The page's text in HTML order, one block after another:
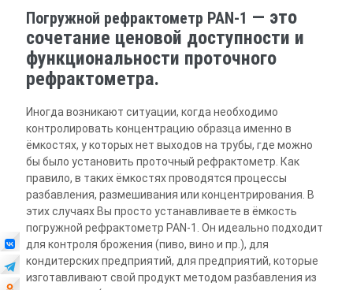
Погружной рефрактометр PAN-1 — это
сочетание ценовой доступности и
функциональности проточного
рефрактометра.
Иногда возникают ситуации, когда необходимо
контролировать концентрацию образца именно в
ёмкостях, у которых нет выходов на трубы, где можно
бы было установить проточный рефрактометр. Как
правило, в таких ёмкостях проводятся процессы
разбавления, размешивания или концентрирования. В
этих случаях Вы просто устанавливаете в ёмкость
погружной рефрактометр PAN-1. Он идеально подходит
для контроля брожения (пиво, вино и пр.), для
кондитерских предприятий, для предприятий, которые
изготавливают свой продукт методом разбавления из